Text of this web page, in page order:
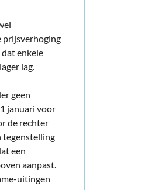
prijsverhoging
enkele
lag.
geen
januari voor
de rechter
tegenstelling
een
aanpast.
uitingen